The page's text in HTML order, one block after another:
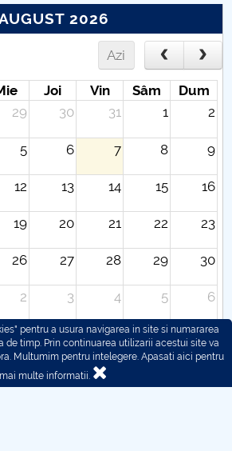
2026
Azi
Joi Vin Sâm
Dum
29 30 31 1 2
5 6 7 8 9
12 13 14 15 16
19 20 21 22 23
26 27 28 29 30
2 3 4 5 6
pentru a usura navigarea in site si numararea
de timp. Prin continuarea utilizarii acestui site va
Multumim pentru intelegere. Apasati aici pentru
mai multe informatii.